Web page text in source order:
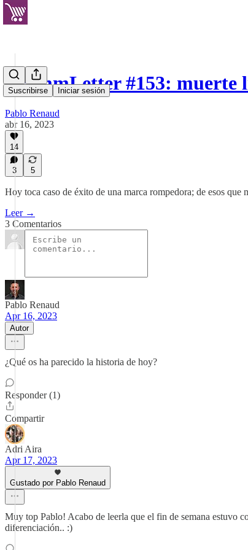
Suscribirse Iniciar sesión
EcommLetter #153: muerte
Pablo Renaud
abr 16, 2023
14
3 5
Hoy toca caso de éxito de una marca rompedora; de esos que
Leer →
3 Comentarios
Pablo Renaud
Apr 16, 2023
Autor
¿Qué os ha parecido la historia de hoy?
Responder (1)
Compartir
Adri Aira
Apr 17, 2023
Gustado por Pablo Renaud
Muy top Pablo! Acabo de leerla que el fin de semana estuvo
diferenciación.. :)